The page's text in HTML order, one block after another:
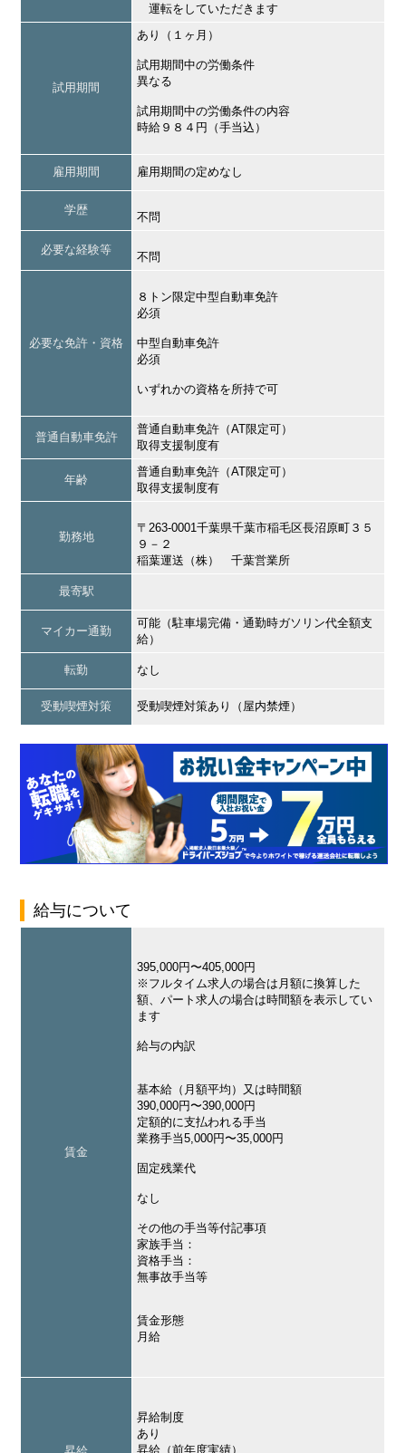
運転をしていただきます
試用期間
あり（１ヶ月）
試用期間中の労働条件
異なる
試用期間中の労働条件の内容
時給９８４円（手当込）
雇用期間 雇用期間の定めなし
学歴
不問
必要な経験等
不問
必要な免許・資格
８トン限定中型自動車免許
必須
中型自動車免許
必須
いずれかの資格を所持で可
普通自動車免許
普通自動車免許（AT限定可）
取得支援制度有
年齢
普通自動車免許（AT限定可）
取得支援制度有
勤務地
〒263-0001千葉県千葉市稲毛区長沼原町３５
９－２
稲葉運送（株） 千葉営業所
最寄駅
マイカー通勤
可能（駐車場完備・通勤時ガソリン代全額支
給）
転勤 なし
受動喫煙対策 受動喫煙対策あり（屋内禁煙）
給与について
賃金
395,000円〜405,000円
※フルタイム求人の場合は月額に換算した
額、パート求人の場合は時間額を表示してい
ます
給与の内訳
基本給（月額平均）又は時間額
390,000円〜390,000円
定額的に支払われる手当
業務手当5,000円〜35,000円
固定残業代
なし
その他の手当等付記事項
家族手当：
資格手当：
無事故手当等
賃金形態
月給
昇給制度
あり
昇給（前年度実績）